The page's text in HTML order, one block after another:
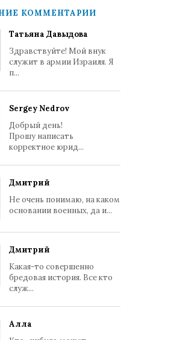
КОММЕНТАРИИ
Татьяна Давыдова
Здравствуйте! Мой внук
служит в армии Израиля. Я
п...
Sergey Nedrov
Добрый день!
Прошу написать
корректное юрид...
Дмитрий
Не очень понимаю, на каком
основании военных, да и...
Дмитрий
Какая-то совершенно
бредовая история. Все кто
служ...
Алла